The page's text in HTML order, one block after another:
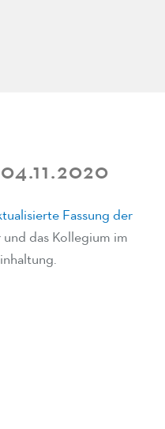
Fassung der
das Kollegium im